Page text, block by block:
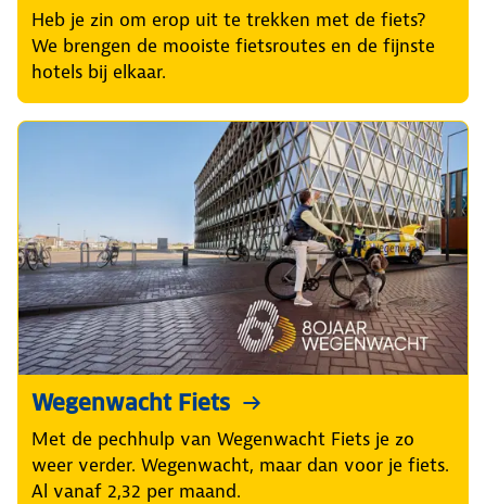
Heb je zin om erop uit te trekken met de fiets?
We brengen de mooiste fietsroutes en de fijnste
hotels bij elkaar.
Wegenwacht Fiets
Met de pechhulp van Wegenwacht Fiets je zo
weer verder. Wegenwacht, maar dan voor je fiets.
Al vanaf 2,32 per maand.